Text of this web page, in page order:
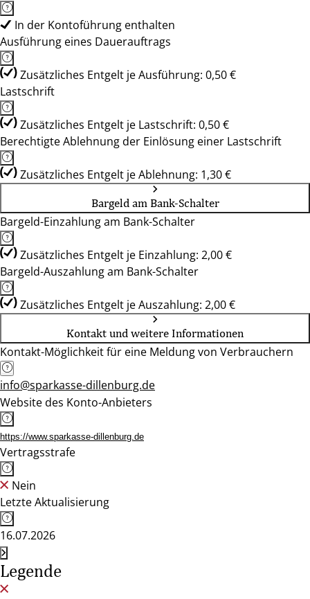
In der Kontoführung enthalten
Ausführung eines Dauerauftrags
Zusätzliches Entgelt je Ausführung: 0,50 €
Lastschrift
Zusätzliches Entgelt je Lastschrift: 0,50 €
Berechtigte Ablehnung der Einlösung einer Lastschrift
Zusätzliches Entgelt je Ablehnung: 1,30 €
Bargeld am Bank-Schalter
Bargeld-Einzahlung am Bank-Schalter
Zusätzliches Entgelt je Einzahlung: 2,00 €
Bargeld-Auszahlung am Bank-Schalter
Zusätzliches Entgelt je Auszahlung: 2,00 €
Kontakt und weitere Informationen
Kontakt-Möglichkeit für eine Meldung von Verbrauchern
info@sparkasse-dillenburg.de
Website des Konto-Anbieters
https://www.sparkasse-dillenburg.de
Vertragsstrafe
Nein
Letzte Aktualisierung
16.07.2026
Legende